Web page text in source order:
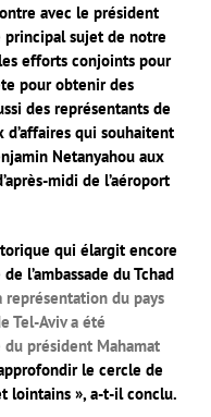
avec le président
principal sujet de notre
efforts conjoints pour
pour obtenir des
des représentants de
qui souhaitent
Netanyahou aux
midi de l’aéroport
qui élargit encore
l’ambassade du Tchad
représentation du pays
Tel-Aviv a été
président Mahamat
le cercle de
lointains », a-t-il conclu.